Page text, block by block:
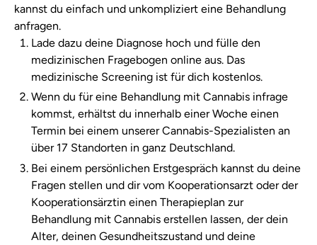
kannst du einfach und unkompliziert eine Behandlung
anfragen.
Lade dazu deine Diagnose hoch und fülle den
medizinischen Fragebogen online aus. Das
medizinische Screening ist für dich kostenlos.
Wenn du für eine Behandlung mit Cannabis infrage
kommst, erhältst du innerhalb einer Woche einen
Termin bei einem unserer Cannabis-Spezialisten an
über 17 Standorten in ganz Deutschland.
Bei einem persönlichen Erstgespräch kannst du deine
Fragen stellen und dir vom Kooperationsarzt oder der
Kooperationsärztin einen Therapieplan zur
Behandlung mit Cannabis erstellen lassen, der dein
Alter, deinen Gesundheitszustand und deine